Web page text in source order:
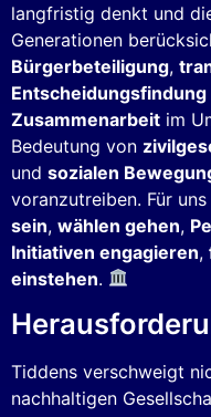
langfristig denkt und
Generationen
Bürgerbeteiligung,
Entscheidungsfindung
Zusammenarbeit im
Bedeutung von
und sozialen
voranzutreiben. Für
sein, wählen gehen,
Initiativen engagieren,
einstehen.
Tiddens verschweigt
nachhaltigen